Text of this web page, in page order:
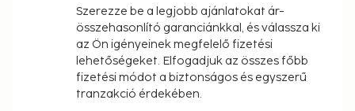
Szerezze be a legjobb ajánlatokat ár-
összehasonlító garanciánkkal, és válassza ki
az Ön igényeinek megfelelő fizetési
lehetőségeket. Elfogadjuk az összes főbb
fizetési módot a biztonságos és egyszerű
tranzakció érdekében.